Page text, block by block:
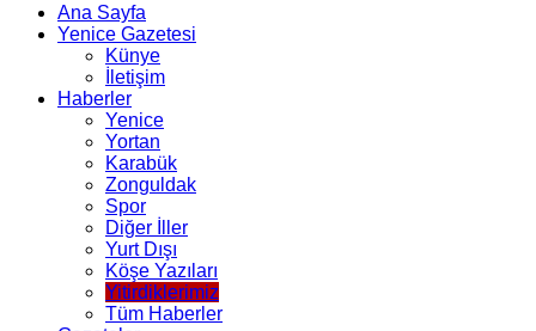
Ana Sayfa
Yenice Gazetesi
Künye
İletişim
Haberler
Yenice
Yortan
Karabük
Zonguldak
Spor
Diğer İller
Yurt Dışı
Köşe Yazıları
Yitirdiklerimiz
Tüm Haberler